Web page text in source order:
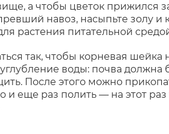
а чтобы цветок прижился
навоз, насыпьте золу и
растения питательной
так, чтобы корневая шейка
воды: почва должна
После этого можно
и еще раз полить — на этот раз